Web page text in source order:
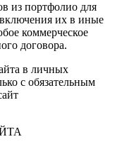
из портфолио для
их в иные
коммерческое
договора.
в личных
с обязательным